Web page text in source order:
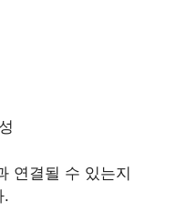
연결될 수 있는지
.